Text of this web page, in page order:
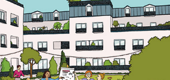
GreenCity Imobilier
2023